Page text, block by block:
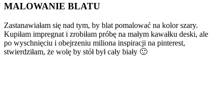
MALOWANIE BLATU
Zastanawiałam się nad tym, by blat pomalować na kolor szary.
Kupiłam impregnat i zrobiłam próbę na małym kawałku deski, ale
po wyschnięciu i obejrzeniu miliona inspiracji na pinterest,
stwierdziłam, że wolę by stół był cały biały 🙂